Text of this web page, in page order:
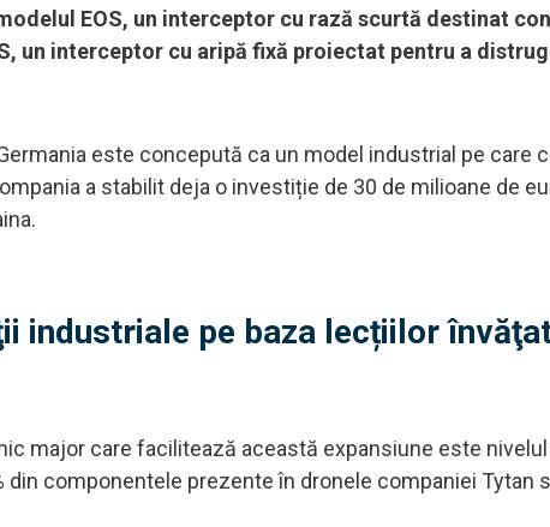
EOS, un interceptor cu rază scurtă destinat
un interceptor cu aripă fixă proiectat pentru a
este concepută ca un model industrial pe care
a stabilit deja o investiție de 30 de milioane de
industriale pe baza lecțiilor
major care facilitează această expansiune este
din componentele prezente în dronele companiei Tytan